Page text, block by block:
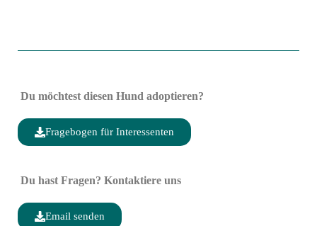
Du möchtest diesen Hund adoptieren?
Fragebogen für Interessenten
Du hast Fragen? Kontaktiere uns
Email senden